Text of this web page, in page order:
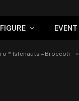
FIGURE EVENT
＊Islenauts – Broccoli »